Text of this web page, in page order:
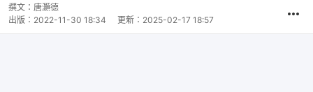
撰文： 唐灝德
出版： 2022-11-30 18:34 更新： 2025-02-17 18:57